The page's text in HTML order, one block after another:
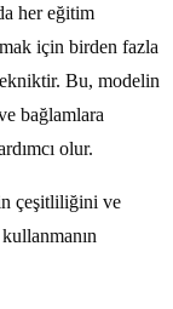
her eğitim
için birden fazla
Bu, modelin
bağlamlara
olur.
çeşitliliğini ve